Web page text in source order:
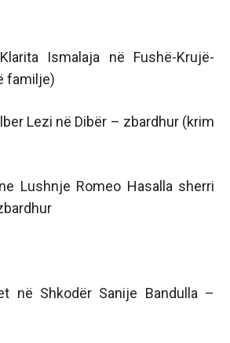
Ismalaja në Fushë-Krujë-
familje)
Lezi në Dibër – zbardhur (krim
Lushnje Romeo Hasalla sherri
në Shkodër Sanije Bandulla –